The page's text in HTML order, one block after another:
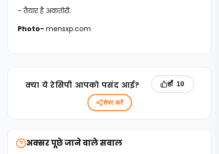
- तैयार है अकतोरी.
Photo- mensxp.com
क्‍या ये रेसिपी आपको पसंद आई? हाँ 10
शेयर करें
अक्सर पूछे जाने वाले सवाल